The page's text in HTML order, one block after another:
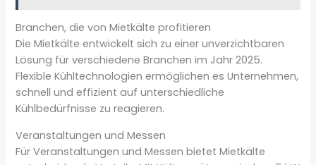
Branchen, die von Mietkälte profitieren
Die Mietkälte entwickelt sich zu einer unverzichtbaren
Lösung für verschiedene Branchen im Jahr 2025.
Flexible Kühltechnologien ermöglichen es Unternehmen,
schnell und effizient auf unterschiedliche
Kühlbedürfnisse zu reagieren.
Veranstaltungen und Messen
Für Veranstaltungen und Messen bietet Mietkälte